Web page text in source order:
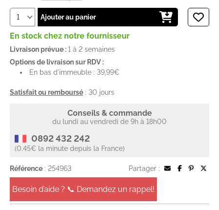
Ajouter au panier
En stock chez notre fournisseur
Livraison prévue :1 à 2 semaines
Options de livraison sur RDV :
En bas d'immeuble : 39,99€
Satisfait ou remboursé : 30 jours
Conseils & commande
du lundi au vendredi de 9h à 18h00
0892 432 242
(0.45€ la minute depuis la France)
Référence : 254963 Partager :
Besoin d’aide ? 📞 Demandez un rappel!